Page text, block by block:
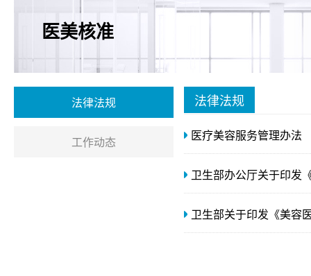
医美核准
法律法规
工作动态
法律法规
医疗美容服务管理办法
卫生部办公厅关于印发
卫生部关于印发《美容